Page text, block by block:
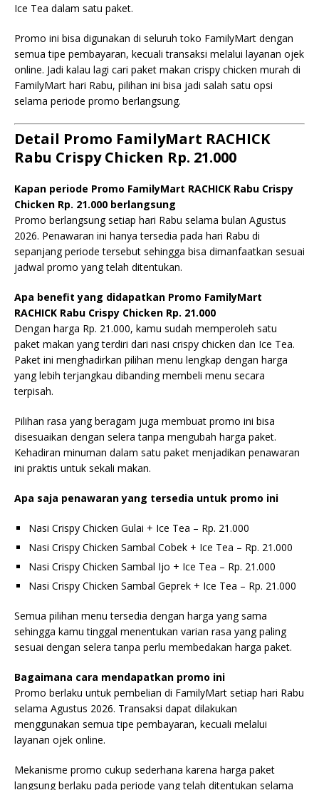
Ice Tea dalam satu paket.
Promo ini bisa digunakan di seluruh toko FamilyMart dengan
semua tipe pembayaran, kecuali transaksi melalui layanan ojek
online. Jadi kalau lagi cari paket makan crispy chicken murah di
FamilyMart hari Rabu, pilihan ini bisa jadi salah satu opsi
selama periode promo berlangsung.
Detail Promo FamilyMart RACHICK
Rabu Crispy Chicken Rp. 21.000
Kapan periode Promo FamilyMart RACHICK Rabu Crispy
Chicken Rp. 21.000 berlangsung
Promo berlangsung setiap hari Rabu selama bulan Agustus
2026. Penawaran ini hanya tersedia pada hari Rabu di
sepanjang periode tersebut sehingga bisa dimanfaatkan sesuai
jadwal promo yang telah ditentukan.
Apa benefit yang didapatkan Promo FamilyMart
RACHICK Rabu Crispy Chicken Rp. 21.000
Dengan harga Rp. 21.000, kamu sudah memperoleh satu
paket makan yang terdiri dari nasi crispy chicken dan Ice Tea.
Paket ini menghadirkan pilihan menu lengkap dengan harga
yang lebih terjangkau dibanding membeli menu secara
terpisah.
Pilihan rasa yang beragam juga membuat promo ini bisa
disesuaikan dengan selera tanpa mengubah harga paket.
Kehadiran minuman dalam satu paket menjadikan penawaran
ini praktis untuk sekali makan.
Apa saja penawaran yang tersedia untuk promo ini
Nasi Crispy Chicken Gulai + Ice Tea – Rp. 21.000
Nasi Crispy Chicken Sambal Cobek + Ice Tea – Rp. 21.000
Nasi Crispy Chicken Sambal Ijo + Ice Tea – Rp. 21.000
Nasi Crispy Chicken Sambal Geprek + Ice Tea – Rp. 21.000
Semua pilihan menu tersedia dengan harga yang sama
sehingga kamu tinggal menentukan varian rasa yang paling
sesuai dengan selera tanpa perlu membedakan harga paket.
Bagaimana cara mendapatkan promo ini
Promo berlaku untuk pembelian di FamilyMart setiap hari Rabu
selama Agustus 2026. Transaksi dapat dilakukan
menggunakan semua tipe pembayaran, kecuali melalui
layanan ojek online.
Mekanisme promo cukup sederhana karena harga paket
langsung berlaku pada periode yang telah ditentukan selama